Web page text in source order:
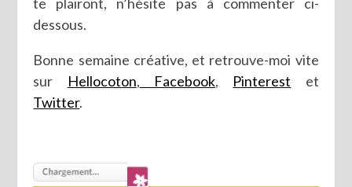
dessous.
Bonne semaine créative, et retrouve-moi vite
sur
Hellocoton, Facebook, Pinterest et
Twitter.